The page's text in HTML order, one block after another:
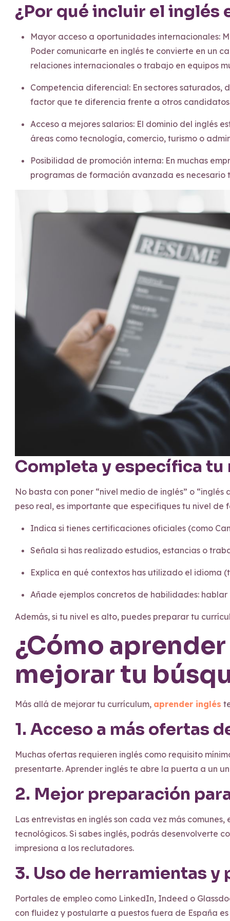
¿Por qué incluir el inglés
Mayor acceso a oportunidades internacionales:
Poder comunicarte en inglés te convierte en un
relaciones internacionales o trabajo en equipos
Competencia diferencial: En sectores saturados,
factor que te diferencia frente a otros
Acceso a mejores salarios: El dominio del inglés
áreas como tecnología, comercio, turismo o
Posibilidad de promoción interna: En muchas
programas de formación avanzada es necesario
Completa y específica tu
No basta con poner “nivel medio de inglés” o
peso real, es importante que especifiques tu nivel
Indica si tienes certificaciones oficiales (como
Señala si has realizado estudios, estancias o
Explica en qué contextos has utilizado el idioma
Añade ejemplos concretos de habilidades:
Además, si tu nivel es alto, puedes preparar tu
¿Cómo
mejorar tu
Más allá de mejorar tu currículum, aprender inglés
1. Acceso a más ofertas
Muchas ofertas requieren inglés como requisito
presentarte. Aprender inglés te abre la puerta a un
2. Mejor preparación
Las entrevistas en inglés son cada vez más
tecnológicos. Si sabes inglés, podrás desenvolverte
impresiona a los reclutadores.
3. Uso de herramientas
Portales de empleo como LinkedIn, Indeed o
con fluidez y postularte a puestos fuera de España